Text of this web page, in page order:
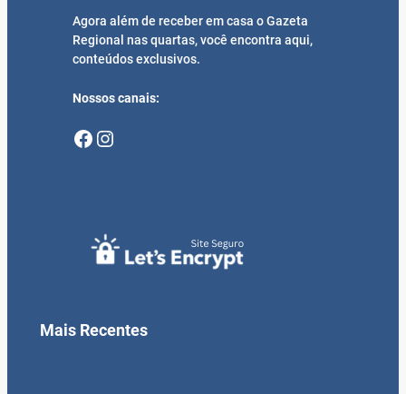
Agora além de receber em casa o Gazeta
Regional nas quartas, você encontra aqui,
conteúdos exclusivos.
Nossos canais:
Facebook Instagram
Mais Recentes